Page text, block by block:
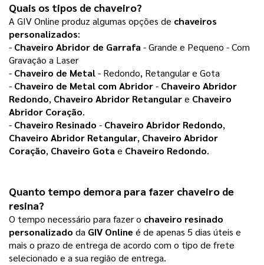
Quais os tipos de chaveiro?
A GIV Online produz algumas opções de chaveiros
personalizados:
- Chaveiro Abridor de Garrafa- Grande e Pequeno - Com
Gravação a Laser
- Chaveiro de Metal- Redondo, Retangular e Gota
- Chaveiro de Metal com Abridor- Chaveiro Abridor
Redondo, Chaveiro Abridor Retangulare Chaveiro
Abridor Coração.
- Chaveiro Resinado - Chaveiro Abridor Redondo,
Chaveiro Abridor Retangular, Chaveiro Abridor
Coração, Chaveiro Gotae Chaveiro Redondo.
Quanto tempo demora para fazer chaveiro de
resina?
O tempo necessário para fazer o chaveiro resinado
personalizado da GIV Online é de apenas 5 dias úteis e
mais o prazo de entrega de acordo com o tipo de frete
selecionado e a sua região de entrega.